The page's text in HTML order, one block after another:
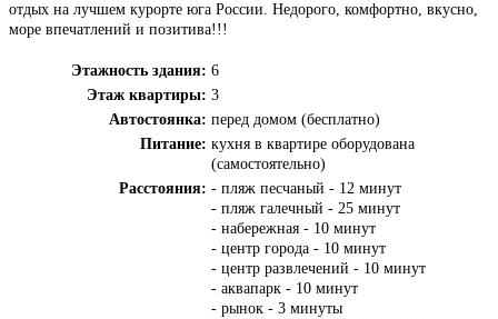
отдых на лучшем курорте юга России. Недорого, комфортно, вкусно,
море впечатлений и позитива!!!
Этажность здания: 6
Этаж квартиры: 3
Автостоянка: перед домом (бесплатно)
Питание: кухня в квартире оборудована
(самостоятельно)
Расстояния: - пляж песчаный - 12 минут
- пляж галечный - 25 минут
- набережная - 10 минут
- центр города - 10 минут
- центр развлечений - 10 минут
- аквапарк - 10 минут
- рынок - 3 минуты